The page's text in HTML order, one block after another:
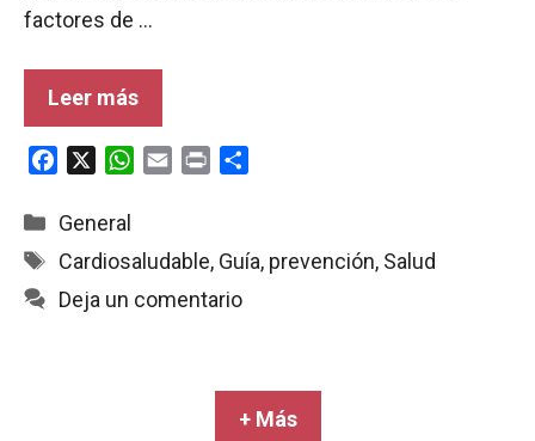
factores de …
Leer más
c
b
o
W
s
A
l
t
a
r
Categorías
General
Etiquetas
Cardiosaludable, Guía, prevención, Salud
Deja un comentario
+ Más